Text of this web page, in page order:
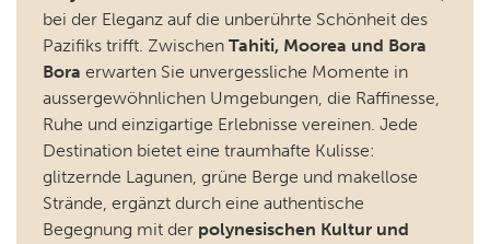
bei der Eleganz auf die unberührte Schönheit des
Pazifiks trifft. Zwischen Tahiti, Moorea und Bora
Bora erwarten Sie unvergessliche Momente in
aussergewöhnlichen Umgebungen, die Raffinesse,
Ruhe und einzigartige Erlebnisse vereinen. Jede
Destination bietet eine traumhafte Kulisse:
glitzernde Lagunen, grüne Berge und makellose
Strände, ergänzt durch eine authentische
Begegnung mit der polynesischen Kultur und